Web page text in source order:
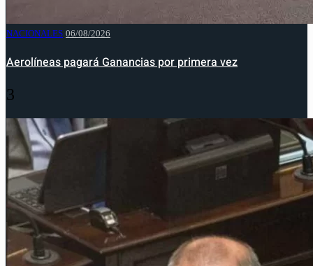
NACIONALES 06/08/2026
Aerolíneas pagará Ganancias por primera vez
3